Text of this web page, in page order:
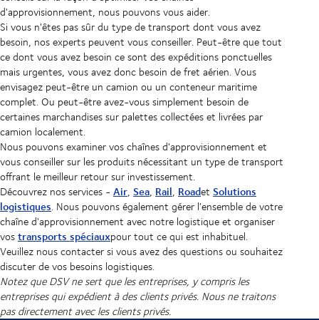
d'approvisionnement, nous pouvons vous aider.
Si vous n'êtes pas sûr du type de transport dont vous avez
besoin, nos experts peuvent vous conseiller. Peut-être que tout
ce dont vous avez besoin ce sont des expéditions ponctuelles
mais urgentes, vous avez donc besoin de fret aérien. Vous
envisagez peut-être un camion ou un conteneur maritime
complet. Ou peut-être avez-vous simplement besoin de
certaines marchandises sur palettes collectées et livrées par
camion localement.
Nous pouvons examiner vos chaînes d'approvisionnement et
vous conseiller sur les produits nécessitant un type de transport
offrant le meilleur retour sur investissement.
Découvrez nos services - Air, Sea, Rail, Roadet Solutions
logistiques. Nous pouvons également gérer l'ensemble de votre
chaîne d'approvisionnement avec notre logistique et organiser
vostransports spéciauxpour tout ce qui est inhabituel.
Veuillez nous contacter si vous avez des questions ou souhaitez
discuter de vos besoins logistiques.
Notez que DSV ne sert que les entreprises, y compris les
entreprises qui expédient à des clients privés. Nous ne traitons
pas directement avec les clients privés.